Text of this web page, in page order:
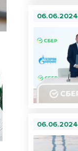
06.06.2024
06.06.2024